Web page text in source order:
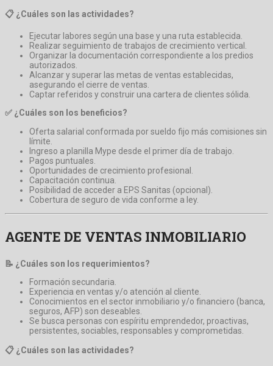
📋 ¿Cuáles son las actividades?
Ejecutar labores según una base y una ruta establecida.
Realizar seguimiento de trabajos de crecimiento vertical.
Organizar la documentación correspondiente a los predios
autorizados.
Alcanzar y superar las metas de ventas establecidas,
asegurando el cierre de ventas.
Captar referidos y construir una cartera de clientes sólida.
✅ ¿Cuáles son los beneficios?
Oferta salarial conformada por sueldo fijo más comisiones sin
límite.
Ingreso a planilla Mype desde el primer día de trabajo.
Pagos puntuales.
Oportunidades de crecimiento profesional.
Capacitación continua.
Posibilidad de acceder a EPS Sanitas (opcional).
Cobertura de seguro de vida conforme a ley.
AGENTE DE VENTAS INMOBILIARIO
📝 ¿Cuáles son los requerimientos?
Formación secundaria.
Experiencia en ventas y/o atención al cliente.
Conocimientos en el sector inmobiliario y/o financiero (banca,
seguros, AFP) son deseables.
Se busca personas con espíritu emprendedor, proactivas,
persistentes, sociables, responsables y comprometidas.
📋 ¿Cuáles son las actividades?